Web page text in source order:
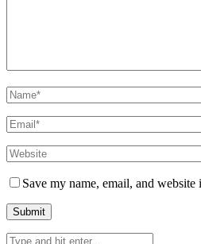
Save my name, email, and